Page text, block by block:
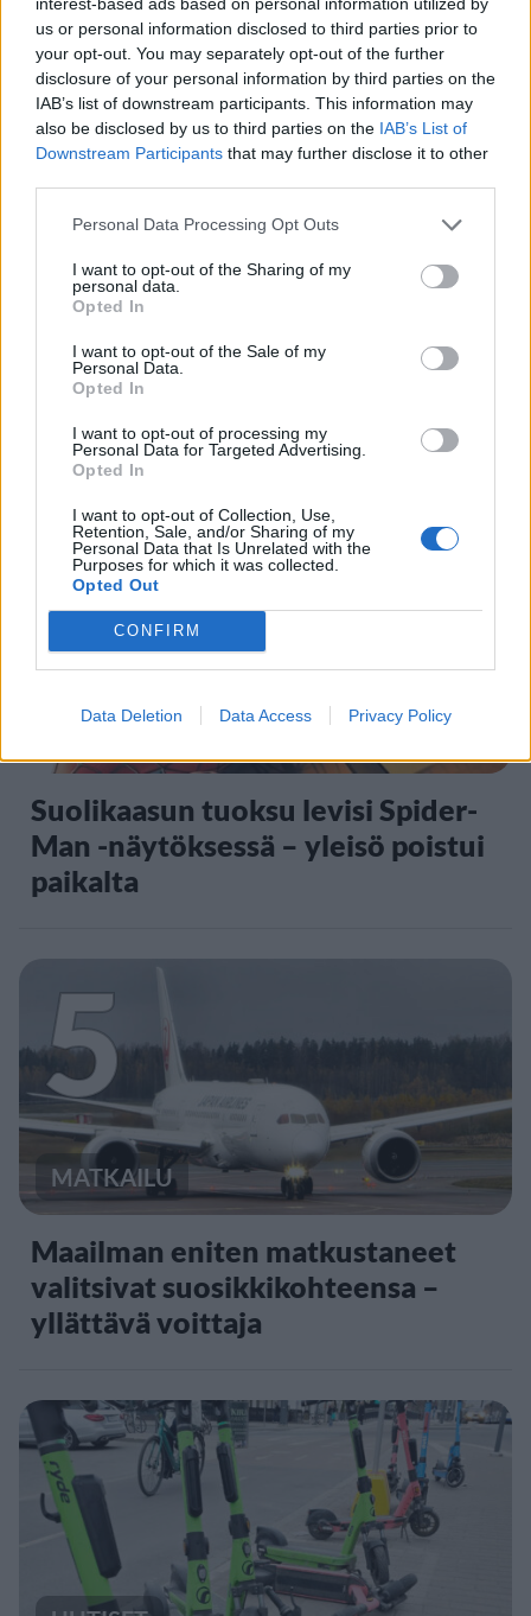
us or personal information disclosed to third parties prior to
your opt-out. You may separately opt-out of the further
disclosure of your personal information by third parties on the
IAB’s list of downstream participants. This information may
also be disclosed by us to third parties on the IAB’s List of
Downstream Participants that may further disclose it to other
Personal Data Processing Opt Outs
I want to opt-out of the Sharing of my
personal data.
Opted In
I want to opt-out of the Sale of my
Personal Data.
Opted In
I want to opt-out of processing my
Personal Data for Targeted Advertising.
Opted In
I want to opt-out of Collection, Use,
Retention, Sale, and/or Sharing of my
Personal Data that Is Unrelated with the
Purposes for which it was collected.
Opted Out
CONFIRM
Data Deletion Data Access Privacy Policy
matkustajille tärkeä rajoitus
3
Kela voi leikata tukia
ulkomaanmatkan vuoksi
4
Suolikaasun tuoksu levisi Spider-
Man -näytöksessä – yleisö poistui
paikalta
5
MATKAILU
Maailman eniten matkustaneet
valitsivat suosikkikohteensa –
yllättävä voittaja